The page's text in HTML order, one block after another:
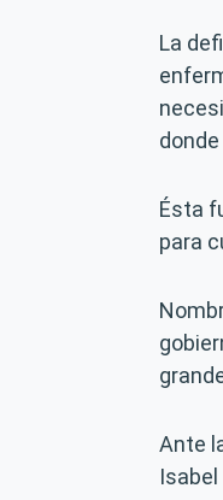
La
Ésta
para
Ante